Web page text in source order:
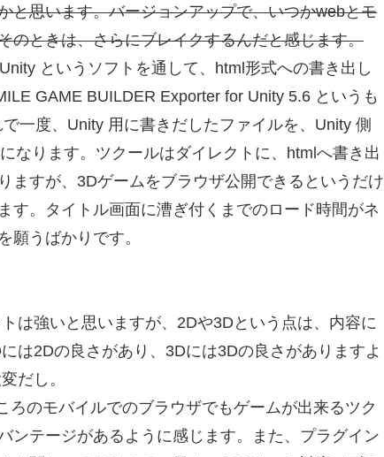
と思います。バージョンアップで、いつかwebとモ
のときは、さらにブレイクするんだと感じます。
というソフトを通して、html形式への書き出し
GAME BUILDER Exporter for Unity 5.6 というも
一度、Unity 用に書きだしたファイルを、Unity 側
なります。ツクールはダイレクトに、htmlへ書き出
ますが、3Dゲームをブラウザ公開できるというだけ
す。タイトル画面に漕ぎ付くまでのロード時間がネ
願うばかりです。
は強いと思いますが、2Dや3Dという点は、内容に
は2Dの良さがあり、3Dには3Dの良さがありますよ
だし。
のモバイルでのブラウザでもゲームが出来るツク
ンテージがあるように感じます。また、プラグイン